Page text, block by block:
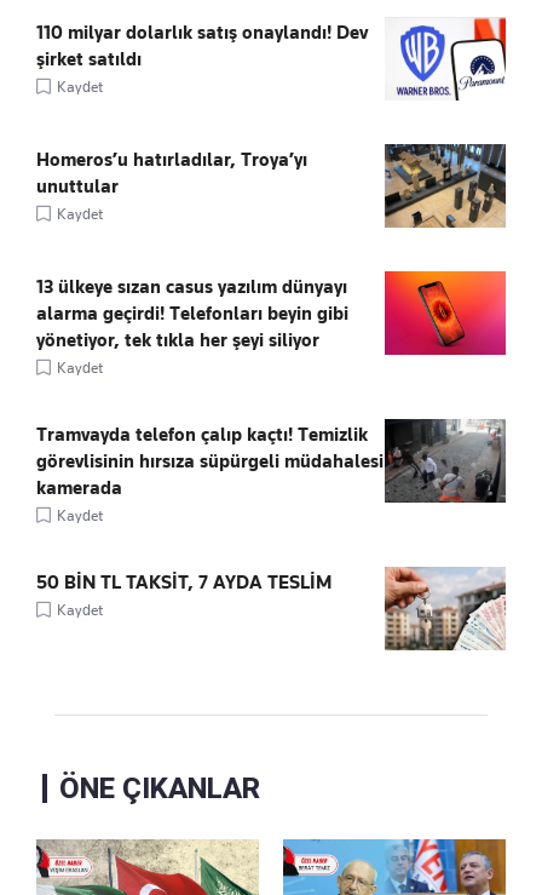
110 milyar dolarlık satış onaylandı! Dev
şirket satıldı
Kaydet
Homeros’u hatırladılar, Troya’yı
unuttular
Kaydet
13 ülkeye sızan casus yazılım dünyayı
alarma geçirdi! Telefonları beyin gibi
yönetiyor, tek tıkla her şeyi siliyor
Kaydet
Tramvayda telefon çalıp kaçtı! Temizlik
görevlisinin hırsıza süpürgeli müdahalesi
kamerada
Kaydet
50 BİN TL TAKSİT, 7 AYDA TESLİM
Kaydet
ÖNE ÇIKANLAR